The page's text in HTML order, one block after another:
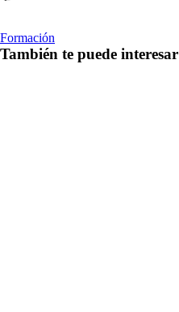
Formación
También te puede interesar